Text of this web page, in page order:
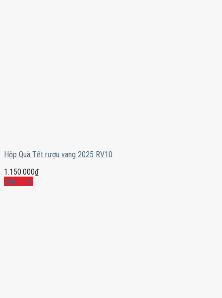
Hộp Quà Tết rượu vang 2025 RV10
1.150.000₫
Mua ngay